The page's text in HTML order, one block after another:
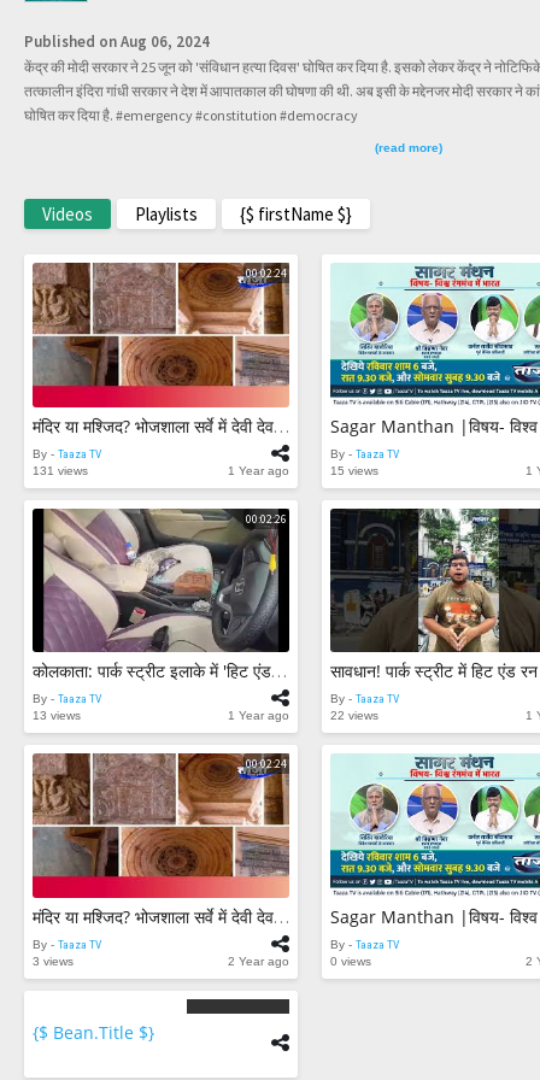
Published on Aug 06, 2024
केंद्र की मोदी सरकार ने 25 जून को 'संविधान हत्या दिवस' घोषित कर दिया है. इसको लेकर केंद्र ने
तत्कालीन इंदिरा गांधी सरकार ने देश में आपातकाल की घोषणा की थी. अब इसी के मद्देनजर मोदी सरकार ने
घोषित कर दिया है. #emergency #constitution #democracy
(read more)
Videos Playlists {$ firstName $}
00:02:24
मंदिर या मश्जिद? भोजशाला सर्वे में देवी देवताओं की मूर्तियां मिलीं || ASI Report || Bhojshala Survey
By - Taaza TV
131 views
1 Year ago
By - Taaza TV
15 views
1
00:02:26
कोलकाता: पार्क स्ट्रीट इलाके में 'हिट एंड रन' कार ने मारी 4 पुलिसकर्मी को टक्कर 3 राहगीर भी घायल
By - Taaza TV
13 views
1 Year ago
By - Taaza TV
22 views
1
00:02:24
मंदिर या मश्जिद? भोजशाला सर्वे में देवी देवताओं की मूर्तियां मिलीं || ASI Report || Bhojshala Survey
By - Taaza TV
3 views
2 Year ago
By - Taaza TV
0 views
2
bean.count
$}
{$ Bean.title $}